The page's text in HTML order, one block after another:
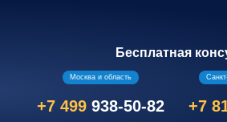
Бесплатная
Москва и область
+7 499 938-50-82 +7